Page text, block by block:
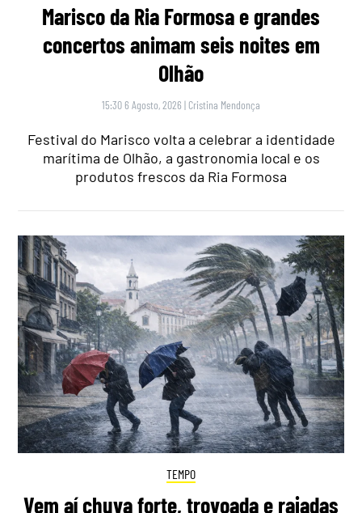
Marisco da Ria Formosa e grandes
concertos animam seis noites em
Olhão
15:30 6 Agosto, 2026 | Cristina Mendonça
Festival do Marisco volta a celebrar a identidade
marítima de Olhão, a gastronomia local e os
produtos frescos da Ria Formosa
TEMPO
Vem aí chuva forte, trovoada e rajadas